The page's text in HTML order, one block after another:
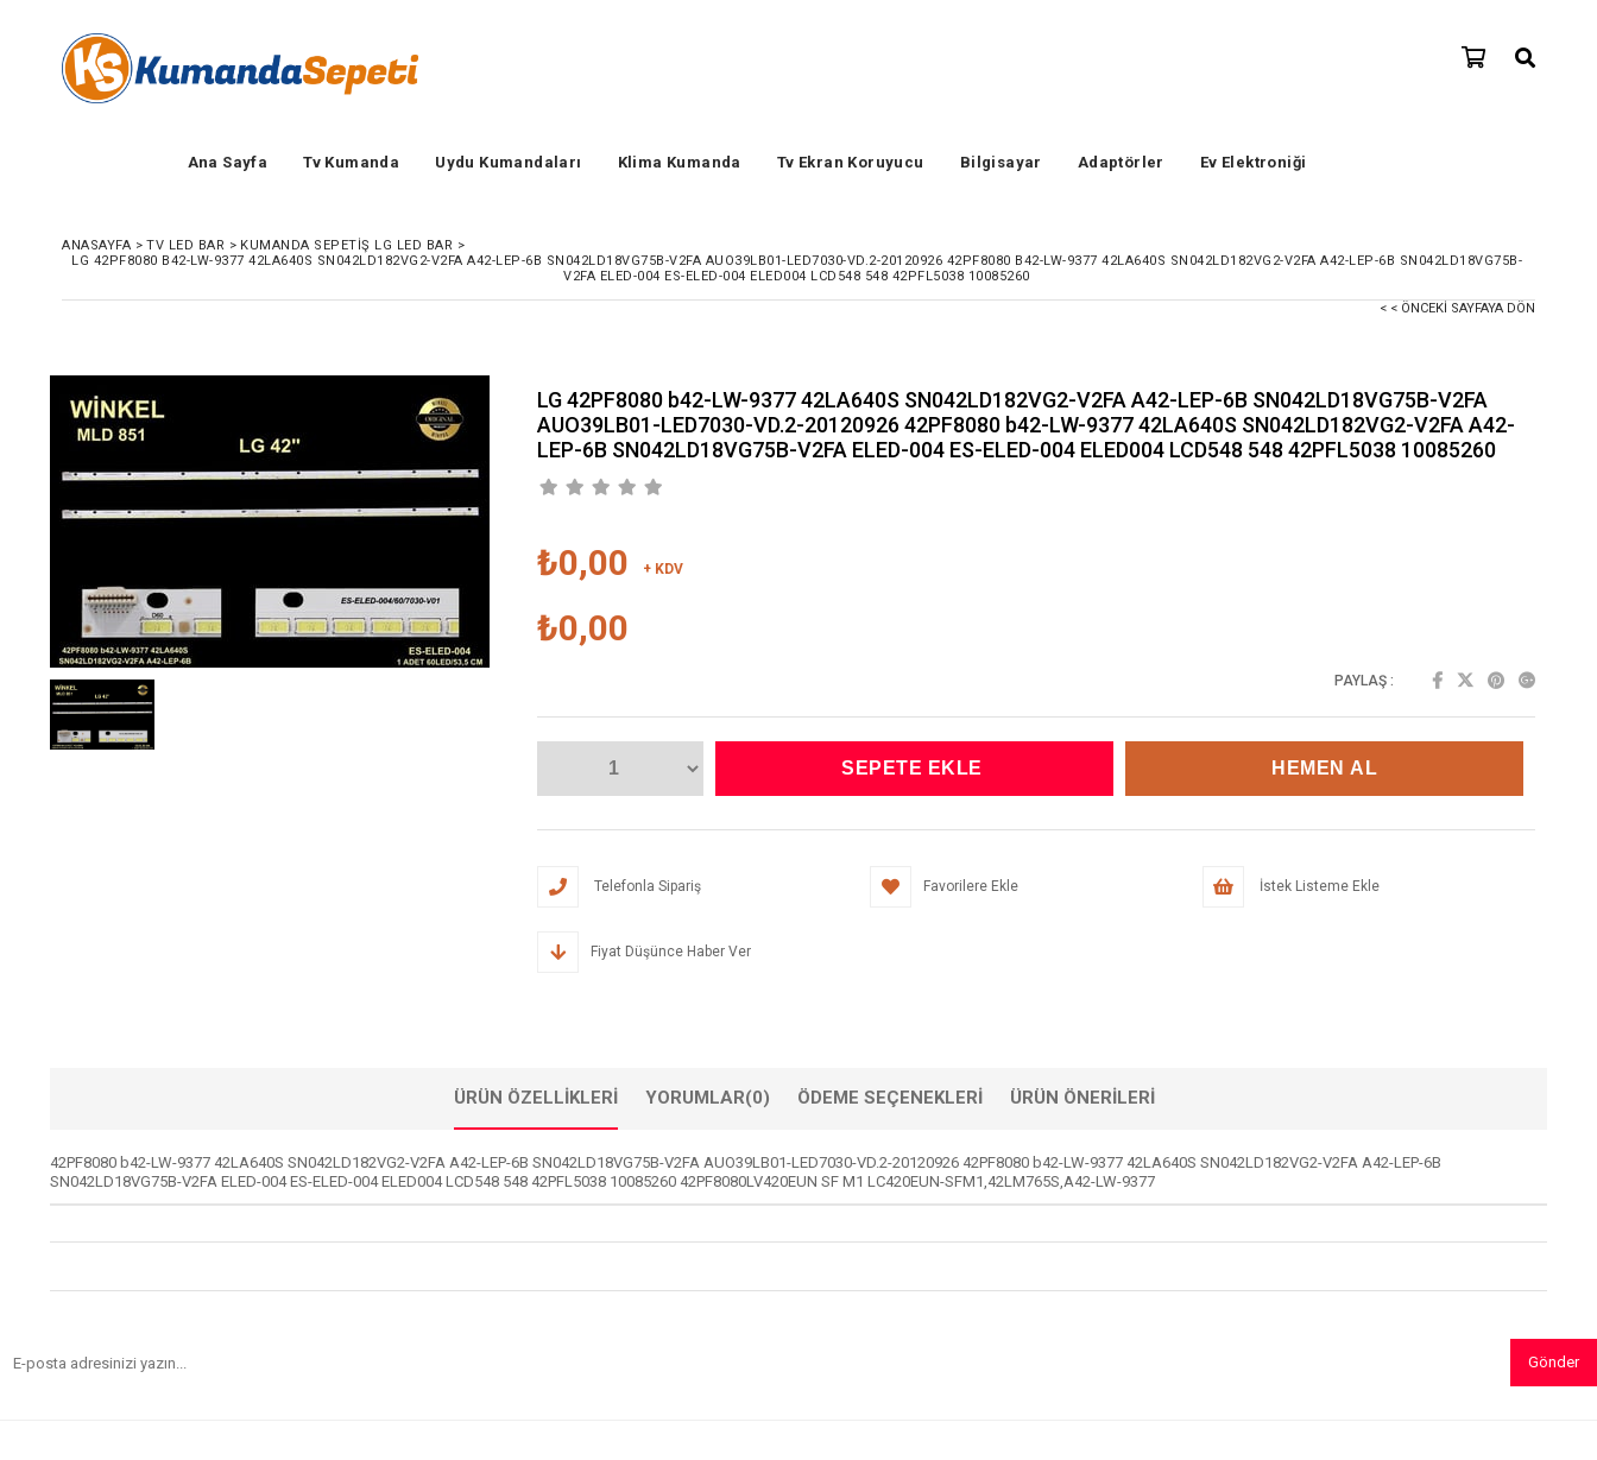
Ana Sayfa Tv Kumanda Uydu Kumandaları Klima Kumanda Tv Ekran Koruyucu Bilgisayar Adaptörler Ev Elektroniği
ANASAYFA > TV LED BAR > KUMANDA SEPETIŞ LG LED BAR >
LG 42PF8080 B42-LW-9377 42LA640S SN042LD182VG2-V2FA A42-LEP-6B SN042LD18VG75B-V2FA AUO39LB01-LED7030-VD.2-20120926 42PF8080 B42-LW-9377 42LA640S SN042LD182VG2-V2FA A42-LEP-6B SN042LD18VG75B-
V2FA ELED-004 ES-ELED-004 ELED004 LCD548 548 42PFL5038 10085260
< < ÖNCEKI SAYFAYA DÖN
LG 42PF8080 b42-LW-9377 42LA640S SN042LD182VG2-V2FA A42-LEP-6B SN042LD18VG75B-V2FA
AUO39LB01-LED7030-VD.2-20120926 42PF8080 b42-LW-9377 42LA640S SN042LD182VG2-V2FA A42-
LEP-6B SN042LD18VG75B-V2FA ELED-004 ES-ELED-004 ELED004 LCD548 548 42PFL5038 10085260
₺0,00 + KDV
₺0,00
PAYLAŞ :
Telefonla Sipariş Favorilere Ekle İstek Listeme Ekle
Fiyat Düşünce Haber Ver
ÜRÜN ÖZELLIKLERI YORUMLAR(0) ÖDEME SEÇENEKLERI ÜRÜN ÖNERILERI
42PF8080 b42-LW-9377 42LA640S SN042LD182VG2-V2FA A42-LEP-6B SN042LD18VG75B-V2FA AUO39LB01-LED7030-VD.2-20120926 42PF8080 b42-LW-9377 42LA640S SN042LD182VG2-V2FA A42-LEP-6B
SN042LD18VG75B-V2FA ELED-004 ES-ELED-004 ELED004 LCD548 548 42PFL5038 10085260 42PF8080LV420EUN SF M1 LC420EUN-SFM1,42LM765S,A42-LW-9377
Gönder